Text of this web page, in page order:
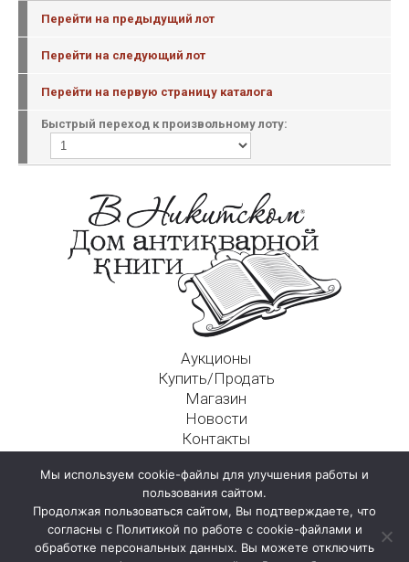
Перейти на предыдущий лот
Перейти на следующий лот
Перейти на первую страницу каталога
Быстрый переход к произвольному лоту:
Аукционы
Купить/Продать
Магазин
Новости
Контакты
125009, г. Москва, Никитский пер., д. 4а, стр. 1
Мы используем cookie-файлы для улучшения работы и
пользования сайтом.
Продолжая пользоваться сайтом, Вы подтверждаете, что
согласны с Политикой по работе с cookie-файлами и
обработке персональных данных. Вы можете отключить